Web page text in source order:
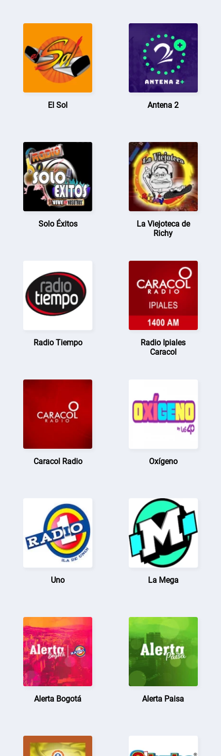
El Sol Antena 2
Solo Éxitos
La Viejoteca de
Richy
Radio Tiempo
Radio Ipiales
Caracol
Caracol Radio Oxígeno
Uno La Mega
Alerta Bogotá Alerta Paisa